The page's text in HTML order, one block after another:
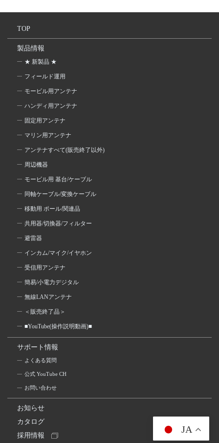
TOP
製品情報
★ 新製品 ★
フィールド運用
モービル用アンテナ
ハンディ用アンテナ
固定用アンテナ
マリン用アンテナ
アンテナすべて(販売終了以外)
周辺機器
モービル用 基台/ケーブル
同軸ケーブル/変換ケーブル
移動用 ポール/関連品
共用器/切換器/フィルター
避雷器
インカム/マイク/イヤホン
受信用アンテナ
簡易/小電力デジタル
無線LANアンテナ
＜販売終了品＞
■YouTube(操作説明動画)■
サポート情報
よくある質問
公式 YouTube CH
お問い合わせ
お知らせ
カタログ
採用情報
JA